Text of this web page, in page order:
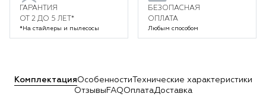
ГАРАНТИЯ
ОТ 2 ДО 5 ЛЕТ*
*На стайлеры и пылесосы
БЕЗОПАСНАЯ
ОПЛАТА
Любым способом
КомплектацияОсобенности Технические характеристики
Отзывы FAQОплатаДоставка